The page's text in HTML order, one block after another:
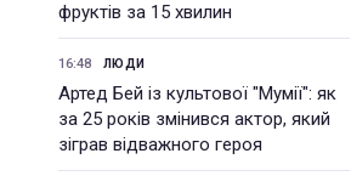
фруктів за 15 хвилин
16:48 ЛЮДИ
Артед Бей із культової "Мумії": як
за 25 років змінився актор, який
зіграв відважного героя